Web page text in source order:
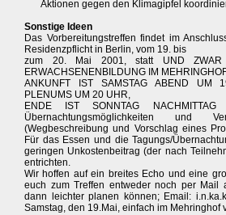
Aktionen gegen den Klimagipfel
Sonstige Ideen
Das Vorbereitungstreffen findet im
Residenzpflicht in Berlin, vom 19. bis
zum 20. Mai 2001, statt UND
ERWACHSENENBILDUNG IM
ANKUNFT IST SAMSTAG ABEND UM
PLENUMS UM 20 UHR,
ENDE IST SONNTAG
Übernachtungsmöglichkeiten und
(Wegbeschreibung und Vorschlag eines
Für das Essen und die Tagungs/
geringen Unkostenbeitrag (der nach
entrichten.
Wir hoffen auf ein breites Echo und eine
euch zum Treffen entweder noch per Mail
dann leichter planen können; Email:
Samstag, den 19.Mai, einfach im Mehringhof